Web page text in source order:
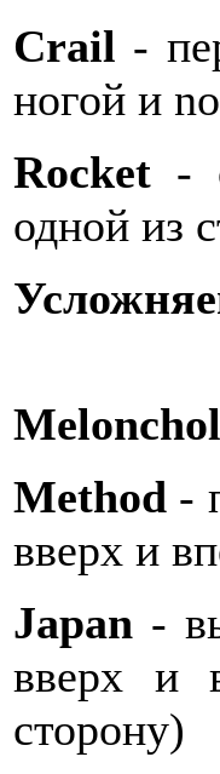
Crail -
ногой и
Rocket -
одной из
Method -
вверх и
Japan -
вверх и
сторону)